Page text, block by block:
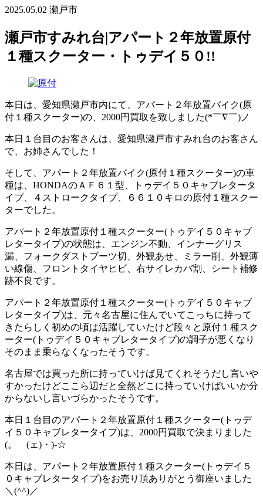
2025.05.02 瀬戸市
瀬戸市すみれ台|アパート２年放置原付
１種スクーター・トゥデイ５０!!
本日は、愛知県瀬戸市内にて、アパート２年放置バイク(原
付１種スクーター)の、2000円買取を致しました(*￣∇￣)ノ
本日１台目のお客さんは、愛知県瀬戸市すみれ台のお客さん
で、お姉さんでした！
そして、アパート２年放置バイク(原付１種スクーター)の車
種は、HONDAのＡＦ６１型、トゥデイ５０キャブレタータ
イプ、４ストロークタイプ、６６１０キロの原付１種スクー
ターでした。
アパート２年放置原付１種スクーター(トゥデイ５０キャブ
レタータイプ)の状態は、エンジン不動、インナーグリス
漏、フォークダストブーツ切、外観あせ、ミラー削、外観薄
い線傷、フロントタイヤヒビ、右サイレカバ割、シート補修
跡不良です。
アパート２年放置原付１種スクーター(トゥデイ５０キャブ
レタータイプ)は、元々名古屋に住んでいてこっちに持って
きたらしく初めの頃は活躍していたけど段々と原付１種スク
ーター(トゥデイ５０キャブレタータイプ)の調子が悪くなり
そのまま乗らなくなったそうです。
名古屋では買った所に持っていけば見てくれそうだし言いや
すかったけどここら辺だと全然どこに持っていけばいいか分
からないし言いづらかったそうです。
本日１台目のアパート２年放置原付１種スクーター(トゥデ
イ５０キャブレタータイプ)は、2000円買取で決まりました
(。ゝ(ェ)・)-☆
本日は、アパート２年放置原付１種スクーター(トゥデイ５
０キャブレタータイプ)をお売り頂ありがとう御座いました
＼(^^)／